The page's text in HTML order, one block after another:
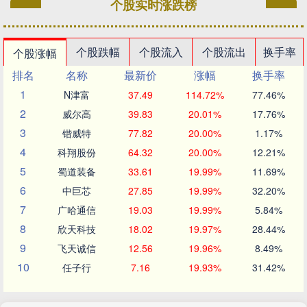
个股实时涨跌榜
个股涨幅 个股跌幅 个股流入 个股流出
换手率
排名
名称 最新价 涨幅
换手率
1
N津富 37.49 114.72% 77.46%
2 威尔高 39.83 20.01% 17.76%
3 锴威特 77.82 20.00% 1.17%
4 科翔股份 64.32 20.00% 12.21%
5 蜀道装备 33.61 19.99% 11.69%
6 中巨芯 27.85 19.99% 32.20%
7 广哈通信 19.03 19.99% 5.84%
8 欣天科技 18.02 19.97% 28.44%
9 飞天诚信 12.56 19.96% 8.49%
10 任子行 7.16 19.93% 31.42%